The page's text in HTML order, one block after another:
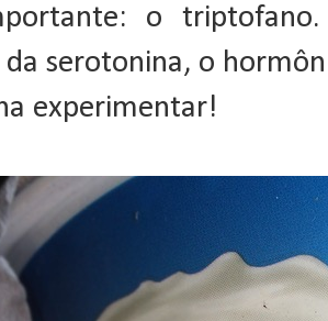
o
serotonina, o
experimentar!